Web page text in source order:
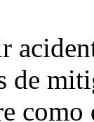
de
como